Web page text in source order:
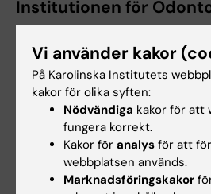
Institutionen för
Pia Hägg
Ekonom
Telefon:
+46852488343
E-post:
pia.hagg.haraldson@ki.se
Organisatorisk tillhörighet:
Vi använder kakor
På Karolinska Institutets
kakor för olika syften:
Nödvändiga kakor för att
fungera korrekt.
Kakor för analys för att
webbplatsen används.
Marknadsföringskakor